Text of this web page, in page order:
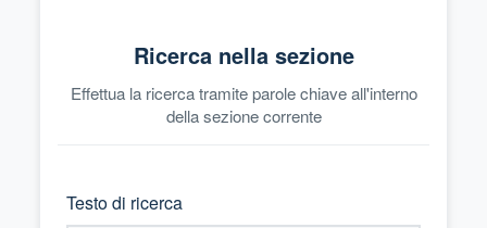
Ricerca nella sezione
Effettua la ricerca tramite parole chiave all'interno
della sezione corrente
Testo di ricerca